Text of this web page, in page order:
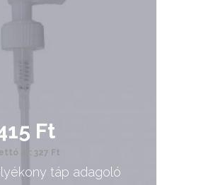
Ft
ár: 327 Ft
táp adagoló